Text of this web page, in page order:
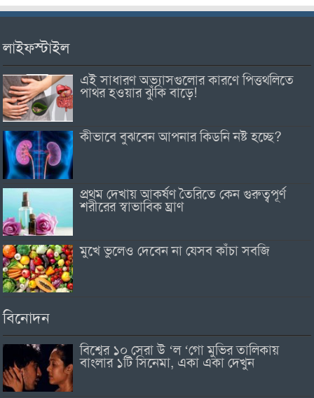
লাইফস্টাইল
এই সাধারণ অভ্যাসগুলোর কারণে পিত্তথলিতে
পাথর হওয়ার ঝুঁকি বাড়ে!
কীভাবে বুঝবেন আপনার কিডনি নষ্ট হচ্ছে?
প্রথম দেখায় আকর্ষণ তৈরিতে কেন গুরুত্বপূর্ণ
শরীরের স্বাভাবিক ঘ্রাণ
মুখে ভুলেও দেবেন না যেসব কাঁচা সবজি
বিনোদন
বিশ্বের ১০ সেরা উ ‘ল ‘গো মুভির তালিকায়
বাংলার ১টি সিনেমা, একা একা দেখুন